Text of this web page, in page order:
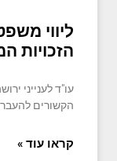
ליווי
הזכויות
עו"ד לענייני
הקשורים
קראו עוד »